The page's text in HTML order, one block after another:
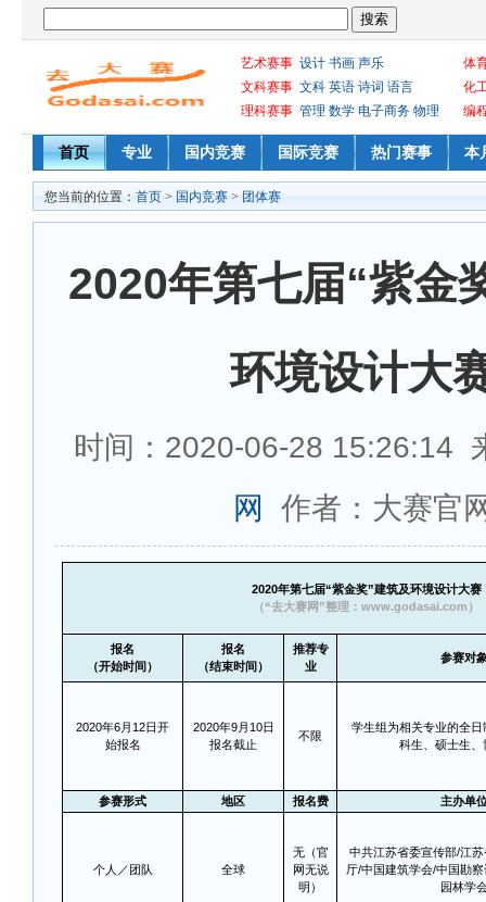
艺术赛事 设计 书画 声乐
文科赛事 文科 英语 诗词 语言
理科赛事 管理 数学 电子商务 物理
体
化
编
首页 专业 国内竞赛 国际竞赛 热门赛事 本
您当前的位置： 首页 > 国内竞赛 > 团体赛
2020年第七届“紫金
环境设计大
时间：2020-06-28 15:26:14
网
作者：大赛官
2020年第七届“紫金奖”建筑及环境设计大赛
（“去大赛网”整理：www.godasai.com）
报名
（开始时间）
报名
（结束时间）
推荐专
业
参赛对
2020年6月12日开
始报名
2020年9月10日
报名截止
不限
学生组为相关专业的全
科生、硕士生、
参赛形式 地区 报名费 主办单
个人／团队 全球
无（官
网无说
明）
中共江苏省委宣传部/江
厅/中国建筑学会/中国勘
园林学